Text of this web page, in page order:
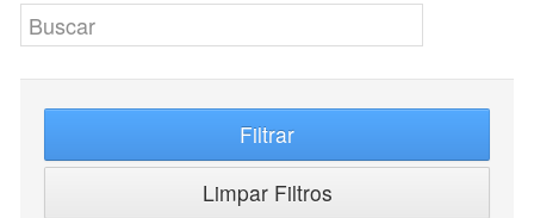
Filtrar
Limpar Filtros